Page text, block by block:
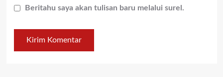
Beritahu saya akan tulisan baru melalui surel.